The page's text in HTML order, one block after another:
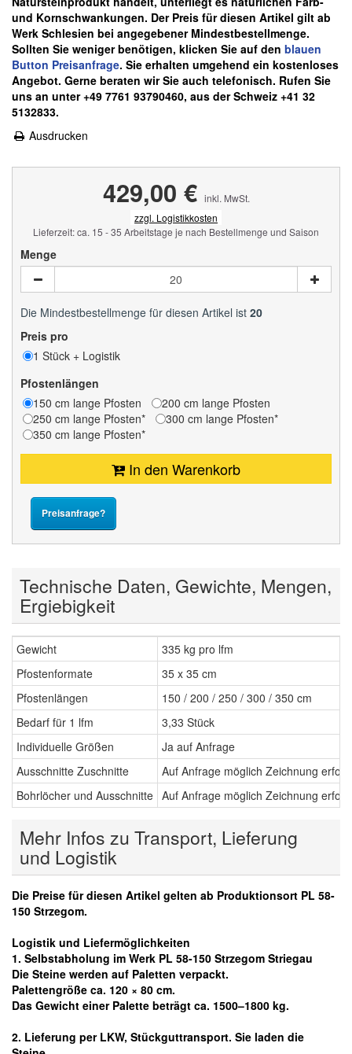
und Kornschwankungen. Der Preis für diesen Artikel gilt ab
Werk Schlesien bei angegebener Mindestbestellmenge.
Sollten Sie weniger benötigen, klicken Sie auf den blauen
Button Preisanfrage. Sie erhalten umgehend ein kostenloses
Angebot. Gerne beraten wir Sie auch telefonisch. Rufen Sie
uns an unter +49 7761 93790460, aus der Schweiz +41 32
5132833.
Ausdrucken
429,00 € inkl. MwSt.
zzgl. Logistikkosten
Lieferzeit: ca. 15 - 35 Arbeitstage je nach Bestellmenge und Saison
Menge
Die Mindestbestellmenge für diesen Artikel ist 20
Preis pro
1 Stück + Logistik
Pfostenlängen
150 cm lange Pfosten
200 cm lange Pfosten
250 cm lange Pfosten*
300 cm lange Pfosten*
350 cm lange Pfosten*
In den Warenkorb
Preisanfrage?
Technische Daten, Gewichte, Mengen,
Ergiebigkeit
Gewicht
335 kg pro lfm
Pfostenformate
35 x 35 cm
Pfostenlängen
150 / 200 / 250 / 300 / 350 cm
Bedarf für 1 lfm
3,33 Stück
Individuelle Größen
Ja auf Anfrage
Ausschnitte Zuschnitte
Auf Anfrage möglich Zeichnung
Bohrlöcher und Ausschnitte Auf Anfrage möglich Zeichnung
Mehr Infos zu Transport, Lieferung
und Logistik
Die Preise für diesen Artikel gelten ab Produktionsort PL 58-
150 Strzegom.
Logistik und Liefermöglichkeiten
1. Selbstabholung im Werk PL 58-150 Strzegom Striegau
Die Steine werden auf Paletten verpackt.
Palettengröße ca. 120 × 80 cm.
Das Gewicht einer Palette beträgt ca. 1500–1800 kg.
2. Lieferung per LKW, Stückguttransport. Sie laden die